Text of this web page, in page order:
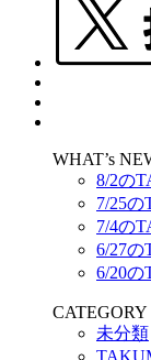
WHAT’s
8/2の
7/25
7/4の
6/27
6/20
CATEGORY
未分類